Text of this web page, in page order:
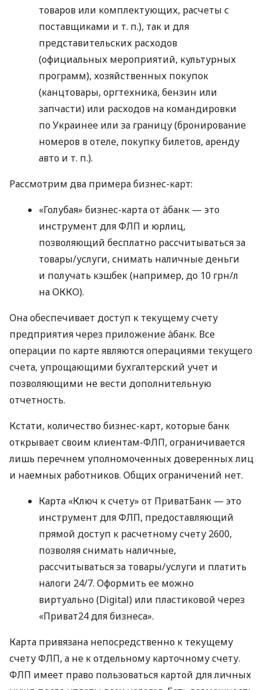
товаров или комплектующих, расчеты с
поставщиками и т. п.), так и для
представительских расходов
(официальных мероприятий, культурных
программ), хозяйственных покупок
(канцтовары, оргтехника, бензин или
запчасти) или расходов на командировки
по Украинее или за границу (бронирование
номеров в отеле, покупку билетов, аренду
авто и т. п.).
Рассмотрим два примера бизнес-карт:
«Голубая» бизнес-карта от àбанк — это
инструмент для ФЛП и юрлиц,
позволяющий бесплатно рассчитываться за
товары/услуги, снимать наличные деньги
и получать кэшбек (например, до 10 грн/л
на ОККО).
Она обеспечивает доступ к текущему счету
предприятия через приложение àбанк. Все
операции по карте являются операциями текущего
счета, упрощающими бухгалтерский учет и
позволяющими не вести дополнительную
отчетность.
Кстати, количество бизнес-карт, которые банк
открывает своим клиентам-ФЛП, ограничивается
лишь перечнем уполномоченных доверенных лиц
и наемных работников. Общих ограничений нет.
Карта «Ключ к счету» от ПриватБанк — это
инструмент для ФЛП, предоставляющий
прямой доступ к расчетному счету 2600,
позволяя снимать наличные,
рассчитываться за товары/услуги и платить
налоги 24/7. Оформить ее можно
виртуально (Digital) или пластиковой через
«Приват24 для бизнеса».
Карта привязана непосредственно к текущему
счету ФЛП, а не к отдельному карточному счету.
ФЛП имеет право пользоваться картой для личных